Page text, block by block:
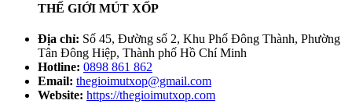
THẾ GIỚI MÚT XỐP
Địa chỉ: Số 45, Đường số 2, Khu Phố Đông Thành, Phường
Tân Đông Hiệp, Thành phố Hồ Chí Minh
Hotline: 0898 861 862
Email: thegioimutxop@gmail.com
Website: https://thegioimutxop.com